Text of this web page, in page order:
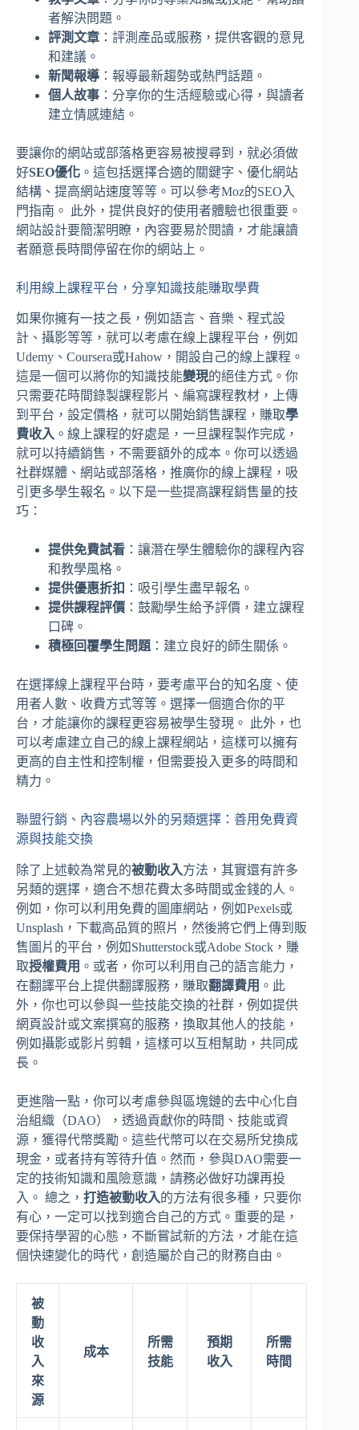
者解決問題。
評測文章 ：評測產品或服務，提供客觀的意見
和建議。
新聞報導 ：報導最新趨勢或熱門話題。
個人故事 ：分享你的生活經驗或心得，與讀者
建立情感連結。
要讓你的網站或部落格更容易被搜尋到，就必須做
好SEO優化 。這包括選擇合適的關鍵字、優化網站
結構、提高網站速度等等。可以參考Moz的SEO入
門指南。 此外，提供良好的使用者體驗也很重要。
網站設計要簡潔明瞭，內容要易於閱讀，才能讓讀
者願意長時間停留在你的網站上。
利用線上課程平台，分享知識技能賺取學費
如果你擁有一技之長，例如語言、音樂、程式設
計、攝影等等，就可以考慮在線上課程平台，例如
Udemy、Coursera或Hahow，開設自己的線上課程。
這是一個可以將你的知識技能變現的絕佳方式。你
只需要花時間錄製課程影片、編寫課程教材，上傳
到平台，設定價格，就可以開始銷售課程，賺取學
費收入 。線上課程的好處是，一旦課程製作完成，
就可以持續銷售，不需要額外的成本。你可以透過
社群媒體、網站或部落格，推廣你的線上課程，吸
引更多學生報名。以下是一些提高課程銷售量的技
巧：
提供免費試看 ：讓潛在學生體驗你的課程內容
和教學風格。
提供優惠折扣 ：吸引學生盡早報名。
提供課程評價 ：鼓勵學生給予評價，建立課程
口碑。
積極回覆學生問題 ：建立良好的師生關係。
在選擇線上課程平台時，要考慮平台的知名度、使
用者人數、收費方式等等。選擇一個適合你的平
台，才能讓你的課程更容易被學生發現。 此外，也
可以考慮建立自己的線上課程網站，這樣可以擁有
更高的自主性和控制權，但需要投入更多的時間和
精力。
聯盟行銷、內容農場以外的另類選擇：善用免費資
源與技能交換
除了上述較為常見的被動收入方法，其實還有許多
另類的選擇，適合不想花費太多時間或金錢的人。
例如，你可以利用免費的圖庫網站，例如Pexels或
Unsplash，下載高品質的照片，然後將它們上傳到販
售圖片的平台，例如Shutterstock或Adobe Stock，賺
取授權費用 。或者，你可以利用自己的語言能力，
在翻譯平台上提供翻譯服務，賺取翻譯費用 。此
外，你也可以參與一些技能交換的社群，例如提供
網頁設計或文案撰寫的服務，換取其他人的技能，
例如攝影或影片剪輯，這樣可以互相幫助，共同成
長。
更進階一點，你可以考慮參與區塊鏈的去中心化自
治組織（DAO），透過貢獻你的時間、技能或資
源，獲得代幣獎勵。這些代幣可以在交易所兌換成
現金，或者持有等待升值。然而，參與DAO需要一
定的技術知識和風險意識，請務必做好功課再投
入。 總之， 打造被動收入的方法有很多種，只要你
有心，一定可以找到適合自己的方式。重要的是，
要保持學習的心態，不斷嘗試新的方法，才能在這
個快速變化的時代，創造屬於自己的財務自由。
被
動
收
入
來
源
成本
所需
技能
預期
收入
所需
時間